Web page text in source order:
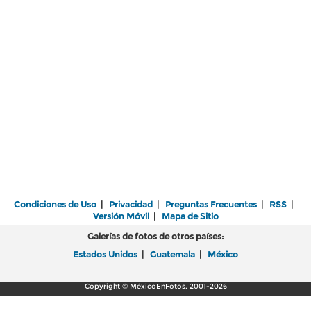
Condiciones de Uso | Privacidad | Preguntas Frecuentes | RSS |
Versión Móvil| Mapa de Sitio
Galerías de fotos de otros países:
Estados Unidos | Guatemala | México
Copyright © MéxicoEnFotos, 2001-2026